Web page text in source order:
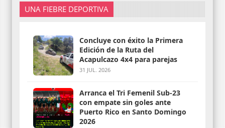
UNA FIEBRE DEPORTIVA
Concluye con éxito la Primera
Edición de la Ruta del
Acapulcazo 4x4 para parejas
31 JUL. 2026
Arranca el Tri Femenil Sub-23
con empate sin goles ante
Puerto Rico en Santo Domingo
2026